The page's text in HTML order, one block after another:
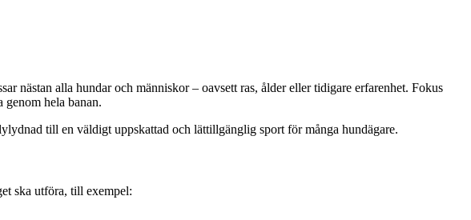
nästan alla hundar och människor – oavsett ras, ålder eller tidigare erfarenhet. Fokus
hela banan.
till en väldigt uppskattad och lättillgänglig sport för många hundägare.
ska utföra, till exempel: